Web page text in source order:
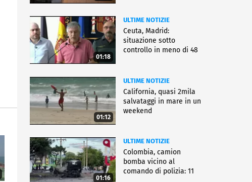
01:18
ULTIME NOTIZIE
Ceuta, Madrid:
situazione sotto
controllo in meno di 48
01:12
ULTIME NOTIZIE
California, quasi 2mila
salvataggi in mare in un
weekend
01:16
ULTIME NOTIZIE
Colombia, camion
bomba vicino al
comando di polizia: 11